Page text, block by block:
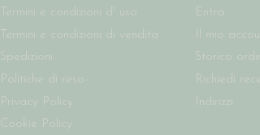
Termini e condizioni d' uso
Termini e condizioni di vendita
Spedizioni
Politiche di reso
Privacy Policy
Cookie Policy
Entra
Il mio
Storico
Richiedi
Indirizzi